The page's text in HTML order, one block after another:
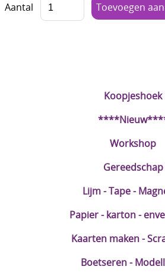
Bloemen uit crêpepapier of
Koopjeshoek
Workshop
Gereedschap
Lijm - Tape -
Papier - karton -
Kaarten maken -
Boetseren -
Aantal